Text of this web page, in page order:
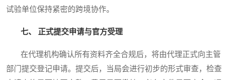
试验单位保持紧密的跨境协作。
七、 正式提交申请与官方受理
在代理机构确认所有资料齐全合规后，将由代理正式向主管
部门提交登记申请。提交后，当局会进行初步的形式审查，检查